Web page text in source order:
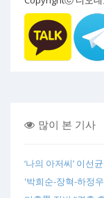
많이 본 기사
‘나의 아저씨’ 이선
'박희순-장혁-하정